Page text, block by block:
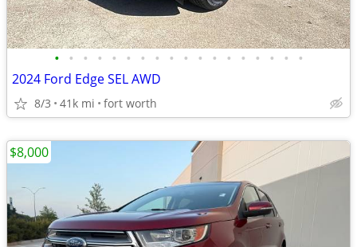
• • • • • • • • • • • • • • • • • •
2024 Ford Edge SEL AWD
8/3 41k mi fort worth
$8,000